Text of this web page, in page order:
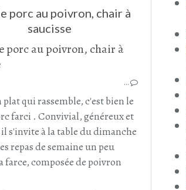
BOEUF HACHÉ
porc au poivron, chair à
saucisse
…
plat qui rassemble, c'est bien le
farci . Convivial, généreux et
s'invite à la table du dimanche
repas de semaine un peu
farce, composée de poivron
PÂTISSON
CHAIR À SAUCISSE
PORC